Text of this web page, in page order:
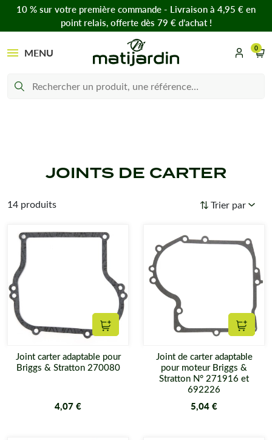
10 % sur votre première commande - Livraison à 4,95 € en
point relais, offerte dès 79 € d’achat !
MENU 0
JOINTS DE CARTER
14 produits Trier par
Ajouter au panier
Joint carter adaptable pour
Briggs & Stratton 270080
4,07 €
Joint de carter adaptable
pour moteur Briggs &
Stratton N° 271916 et
692226
5,04 €